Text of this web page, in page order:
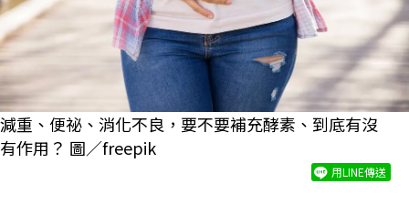
減重、便祕、消化不良，要不要補充酵素、到底有沒
有作用？ 圖／freepik
用LINE傳送